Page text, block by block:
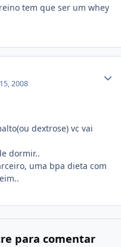
tem que ser um whey
2008
dextrose) vc vai
dormir..
uma bpa dieta com
para comentar